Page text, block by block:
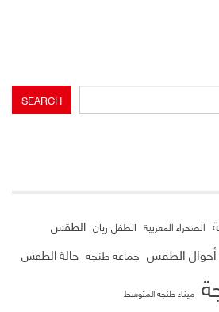
SEARCH
الصحراء المغربية الطفل ريان الطقس
الطقس جماعة طنجة حالة الطقس
ميناء طنجة المتوسط